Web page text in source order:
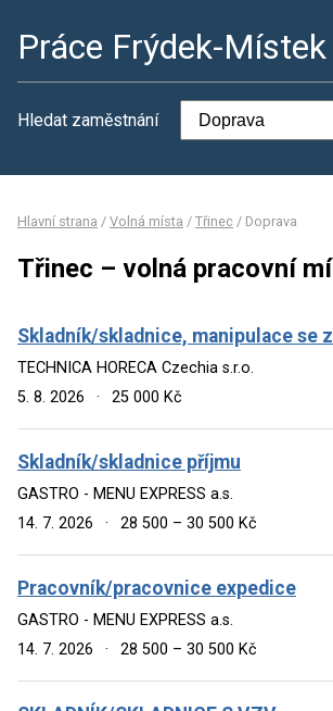
Práce Frýdek-Místek
Hledat zaměstnání
Hlavní strana / Volná místa / Třinec / Doprava
Třinec – volná pracovní
Skladník/skladnice, manipulace se
TECHNICA HORECA Czechia s.r.o.
5. 8. 2026
· 25 000 Kč
Skladník/skladnice příjmu
GASTRO - MENU EXPRESS a.s.
14. 7. 2026
· 28 500 – 30 500 Kč
Pracovník/pracovnice expedice
GASTRO - MENU EXPRESS a.s.
14. 7. 2026
· 28 500 – 30 500 Kč